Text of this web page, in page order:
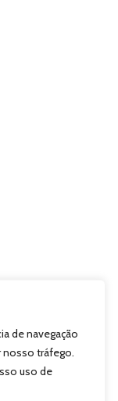
de navegação
nosso tráfego.
uso de